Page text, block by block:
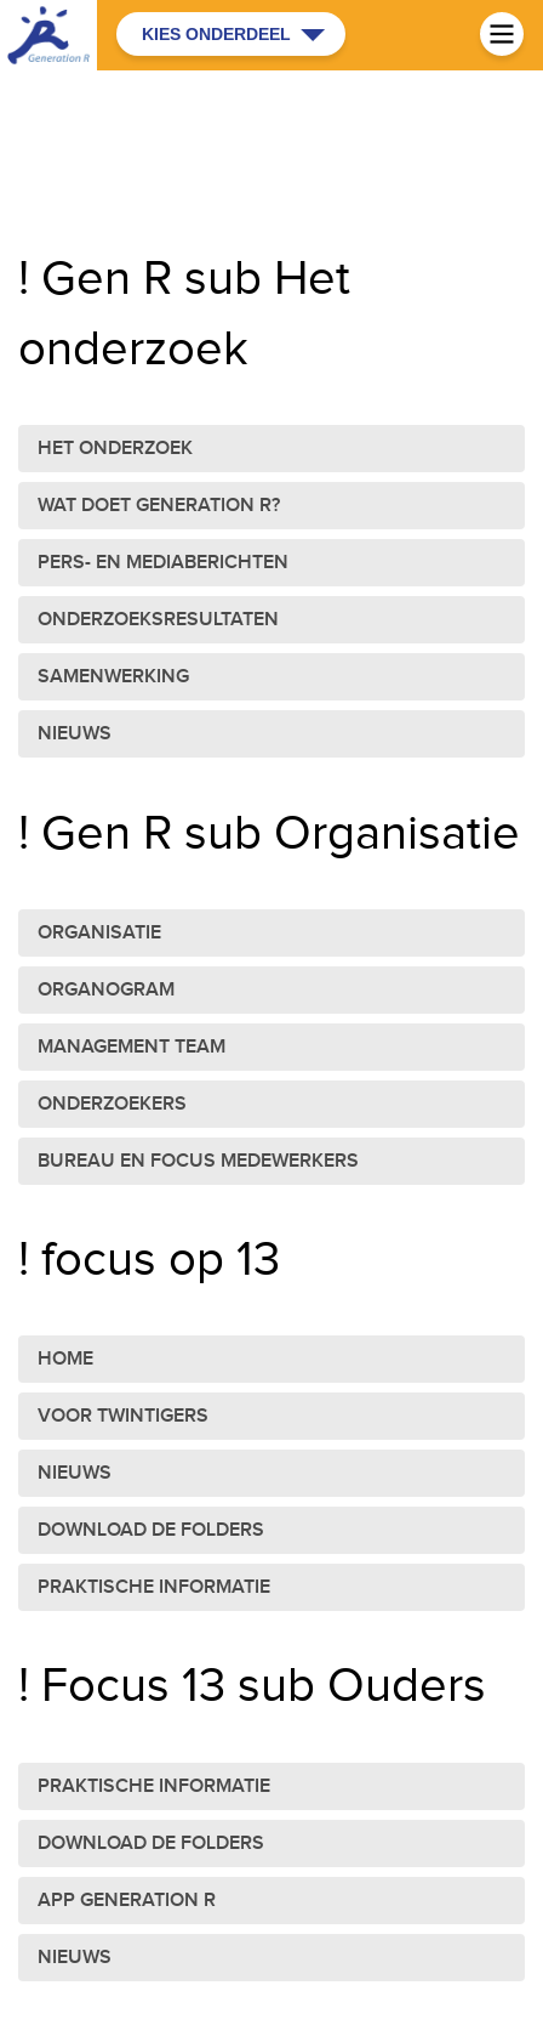
KIES ONDERDEEL
! Gen R sub Het
onderzoek
HET ONDERZOEK
WAT DOET GENERATION R?
PERS- EN MEDIABERICHTEN
ONDERZOEKSRESULTATEN
SAMENWERKING
NIEUWS
! Gen R sub Organisatie
ORGANISATIE
ORGANOGRAM
MANAGEMENT TEAM
ONDERZOEKERS
BUREAU EN FOCUS MEDEWERKERS
! focus op 13
HOME
VOOR TWINTIGERS
NIEUWS
DOWNLOAD DE FOLDERS
PRAKTISCHE INFORMATIE
! Focus 13 sub Ouders
PRAKTISCHE INFORMATIE
DOWNLOAD DE FOLDERS
APP GENERATION R
NIEUWS